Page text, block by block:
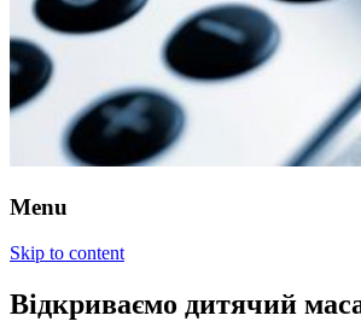
Menu
Skip to content
Відкриваємо дитячий